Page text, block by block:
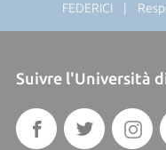
FEDERICI |
Suivre l'Università